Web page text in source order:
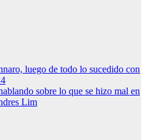
luego de todo lo sucedido con
sobre lo que se hizo mal en
Lim